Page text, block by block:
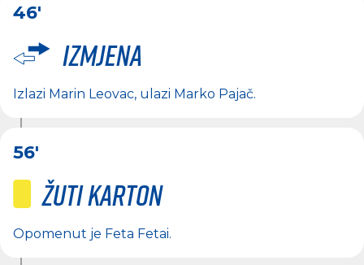
46'
Izmjena
Izlazi Marin Leovac, ulazi Marko Pajač.
56'
Žuti karton
Opomenut je Feta Fetai.